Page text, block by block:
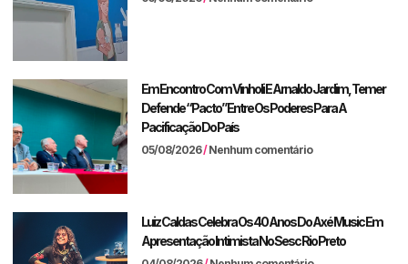
Em Encontro Com Vinholi E Arnaldo Jardim, Temer
Defende “pacto” Entre Os Poderes Para A
Pacificação Do País
05/08/2026 Nenhum comentário
Luiz Caldas Celebra Os 40 Anos Do Axé Music Em
Apresentação Intimista No Sesc Rio Preto